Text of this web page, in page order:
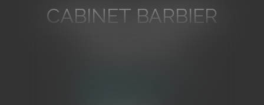
CABINET BARBIER